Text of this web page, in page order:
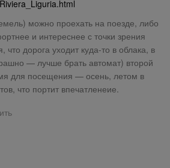
можно проехать на поезде, либо
и интереснее с точки зрения
что дорога уходит куда-то в облака, в
— лучше брать автомат) второй
для посещения — осень, летом в
что портит впечатленеие.